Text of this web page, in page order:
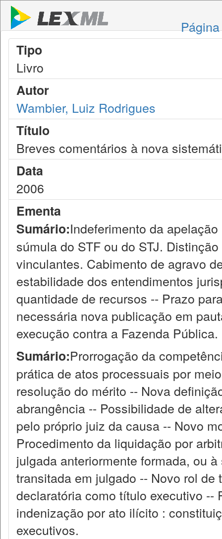
Tipo
Livro
Autor
Wambier, Luiz Rodrigues
Título
Breves comentários à nova
Data
2006
Ementa
Sumário:Indeferimento da
súmula do STF ou do STJ.
vinculantes. Cabimento de agravo
estabilidade dos entendimentos
quantidade de recursos -- Prazo
necessária nova publicação em
execução contra a Fazenda Pública.
Sumário:Prorrogação da
prática de atos processuais por
resolução do mérito -- Nova
abrangência -- Possibilidade de
pelo próprio juiz da causa -- Novo
Procedimento da liquidação por
julgada anteriormente formada, ou
transitada em julgado -- Novo rol
declaratória como título executivo
indenização por ato ilícito :
executivos.